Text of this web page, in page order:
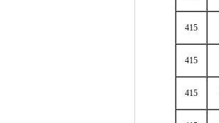
415
415
415